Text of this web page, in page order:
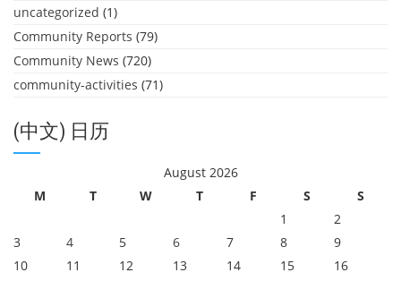
uncategorized (1)
Community Reports (79)
Community News (720)
community-activities (71)
(中文) 日历
August 2026
M
T W T F S
S
1
2
3
4 5 6 7 8
9
10
11 12 13 14 15
16